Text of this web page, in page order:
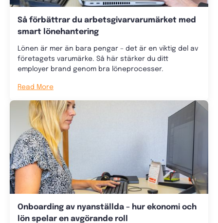
Så förbättrar du arbetsgivarvarumärket med
smart lönehantering
Lönen är mer än bara pengar – det är en viktig del av
företagets varumärke. Så här stärker du ditt
employer brand genom bra löneprocesser.
Read More
Onboarding av nyanställda – hur ekonomi och
lön spelar en avgörande roll